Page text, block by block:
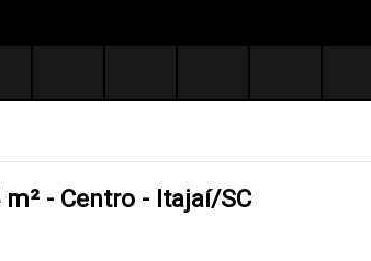
- Centro - Itajaí/SC